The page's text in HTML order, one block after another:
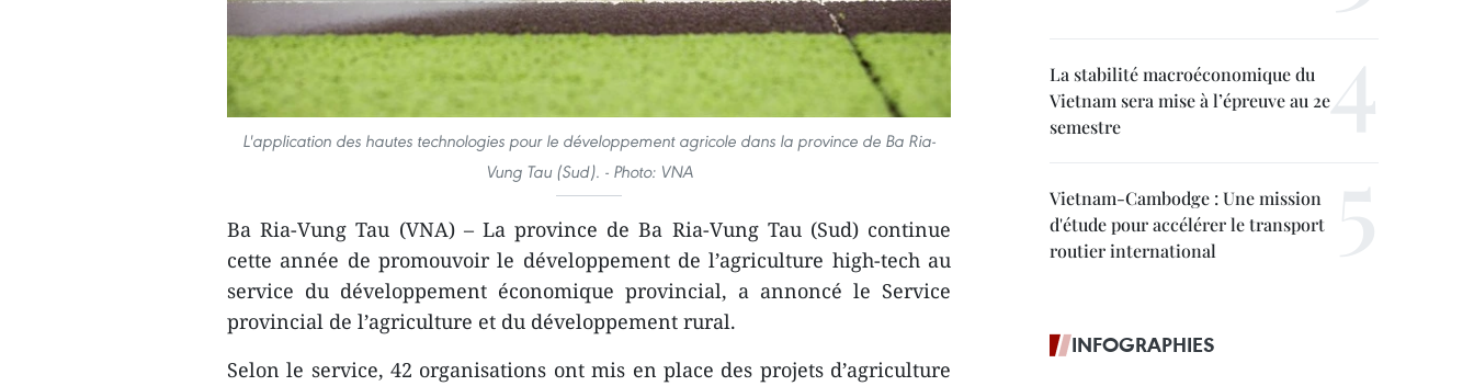
L'application des hautes technologies pour le développement agricole dans la province de Ba Ria-
Vung Tau (Sud). - Photo: VNA
Ba Ria-Vung Tau (VNA) – La province de Ba Ria-Vung Tau (Sud) continue
cette année de promouvoir le développement de l’agriculture high-tech au
service du développement économique provincial, a annoncé le Service
provincial de l’agriculture et du développement rural.
Selon le service, 42 organisations ont mis en place des projets d’agriculture
La stabilité macroéconomique du
Vietnam sera mise à l’épreuve au 2e
semestre
Vietnam-Cambodge : Une mission
d'étude pour accélérer le transport
routier international
INFOGRAPHIES